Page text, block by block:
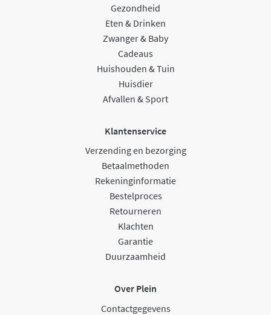
Gezondheid
Eten & Drinken
Zwanger & Baby
Cadeaus
Huishouden & Tuin
Huisdier
Afvallen & Sport
Klantenservice
Verzending en bezorging
Betaalmethoden
Rekeninginformatie
Bestelproces
Retourneren
Klachten
Garantie
Duurzaamheid
Over Plein
Contactgegevens